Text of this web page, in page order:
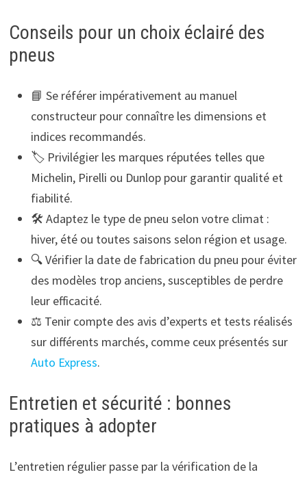
Conseils pour un choix éclairé des
pneus
📘 Se référer impérativement au manuel
constructeur pour connaître les dimensions et
indices recommandés.
🏷️ Privilégier les marques réputées telles que
Michelin, Pirelli ou Dunlop pour garantir qualité et
fiabilité.
🛠️ Adaptez le type de pneu selon votre climat :
hiver, été ou toutes saisons selon région et usage.
🔍 Vérifier la date de fabrication du pneu pour éviter
des modèles trop anciens, susceptibles de perdre
leur efficacité.
⚖️ Tenir compte des avis d’experts et tests réalisés
sur différents marchés, comme ceux présentés sur
Auto Express.
Entretien et sécurité : bonnes
pratiques à adopter
L’entretien régulier passe par la vérification de la